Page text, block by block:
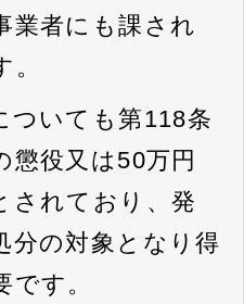
業者にも課され
ついても第118条
懲役又は50万円
されており、発
分の対象となり得
す。